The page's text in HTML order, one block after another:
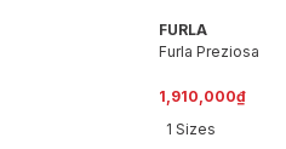
FURLA
Furla Preziosa
1,910,000₫
1 Sizes